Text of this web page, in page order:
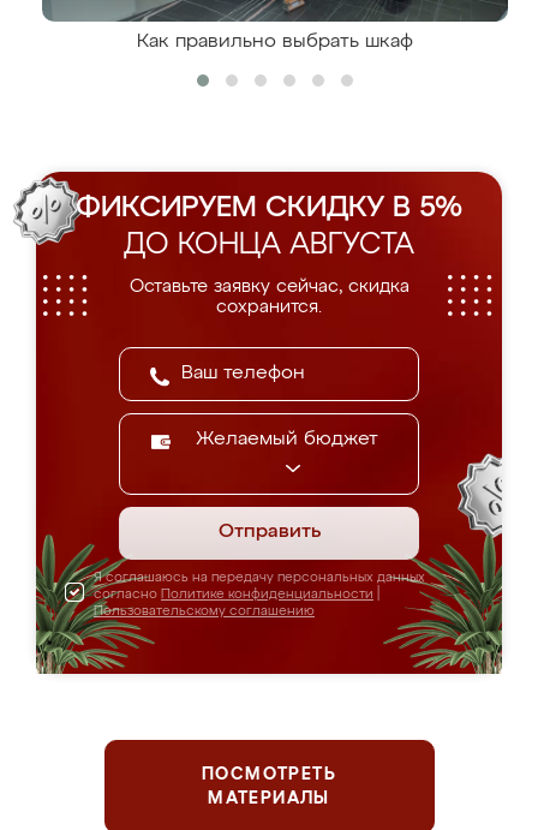
Как правильно выбрать шкаф
ФИКСИРУЕМ СКИДКУ В 5%
ДО КОНЦА АВГУСТА
Оставьте заявку сейчас, скидка
сохранится.
Желаемый бюджет
Отправить
Я соглашаюсь на передачу персональных данных
согласно Политике конфиденциальности
Пользовательскому соглашению
ПОСМОТРЕТЬ
МАТЕРИАЛЫ